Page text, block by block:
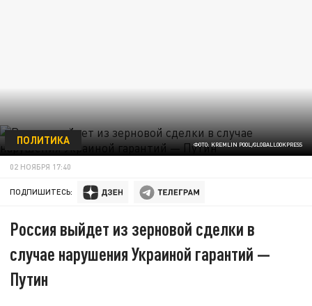
ФОТО: KREMLIN POOL/GLOBALLOOKPRESS
ПОЛИТИКА
02 НОЯБРЯ 17:40
ПОДПИШИТЕСЬ:
Россия выйдет из зерновой сделки в
случае нарушения Украиной гарантий —
Путин